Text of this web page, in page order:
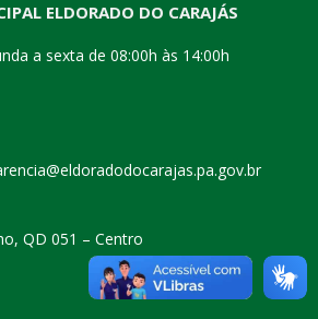
ELDORADO DO CARAJÁS
a sexta de 08:00h às 14:00h
QD 051 – Centro